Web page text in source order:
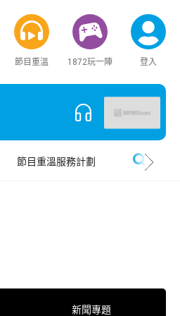
節目重溫 1872玩一陣 登入
節目重溫服務計劃
新聞專題